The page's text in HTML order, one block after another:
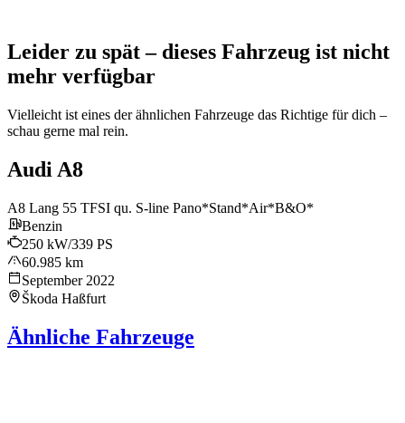
Leider zu spät – dieses Fahrzeug ist nicht
mehr verfügbar
Vielleicht ist eines der ähnlichen Fahrzeuge das Richtige für dich –
schau gerne mal rein.
Audi A8
A8 Lang 55 TFSI qu. S-line Pano*Stand*Air*B&O*
Benzin
250 kW/339 PS
60.985 km
September 2022
Škoda Haßfurt
Ähnliche Fahrzeuge